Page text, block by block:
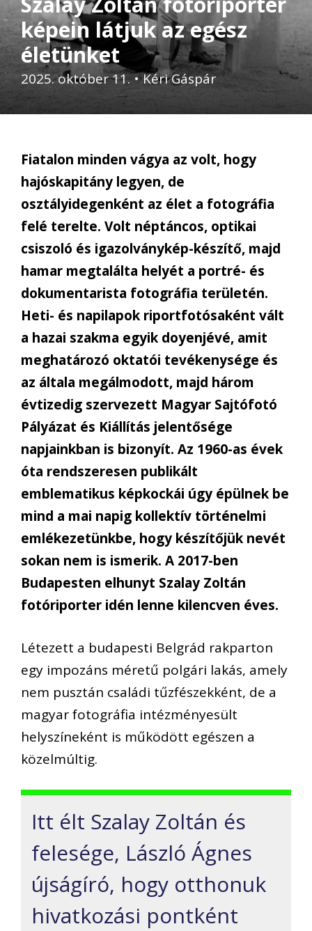
képein látjuk az egész
életünket
2025. október 11.•Kéri Gáspár
Fiatalon minden vágya az volt, hogy
hajóskapitány legyen, de
osztályidegenként az élet a fotográfia
felé terelte. Volt néptáncos, optikai
csiszoló és igazolványkép-készítő, majd
hamar megtalálta helyét a portré- és
dokumentarista fotográfia területén.
Heti- és napilapok riportfotósaként vált
a hazai szakma egyik doyenjévé, amit
meghatározó oktatói tevékenysége és
az általa megálmodott, majd három
évtizedig szervezett Magyar Sajtófotó
Pályázat és Kiállítás jelentősége
napjainkban is bizonyít. Az 1960-as évek
óta rendszeresen publikált
emblematikus képkockái úgy épülnek be
mind a mai napig kollektív történelmi
emlékezetünkbe, hogy készítőjük nevét
sokan nem is ismerik. A 2017-ben
Budapesten elhunyt Szalay Zoltán
fotóriporter idén lenne kilencven éves.
Létezett a budapesti Belgrád rakparton
egy impozáns méretű polgári lakás, amely
nem pusztán családi tűzfészekként, de a
magyar fotográfia intézményesült
helyszíneként is működött egészen a
közelmúltig.
Itt élt Szalay Zoltán és
felesége, László Ágnes
újságíró, hogy otthonuk
hivatkozási pontként